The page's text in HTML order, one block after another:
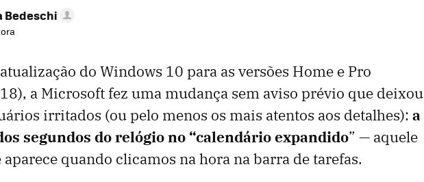
Bedeschi
do Windows 10 para as versões Home e Pro
a Microsoft fez uma mudança sem aviso prévio que deixou
irritados (ou pelo menos os mais atentos aos detalhes): a
segundos do relógio no “calendário expandido” — aquele
quando clicamos na hora na barra de tarefas.